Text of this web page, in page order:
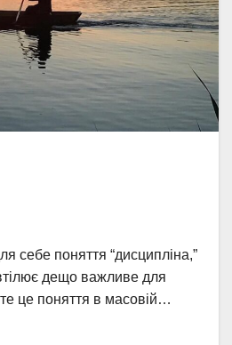
себе поняття “дисципліна,”
дещо важливе для
це поняття в масовій…